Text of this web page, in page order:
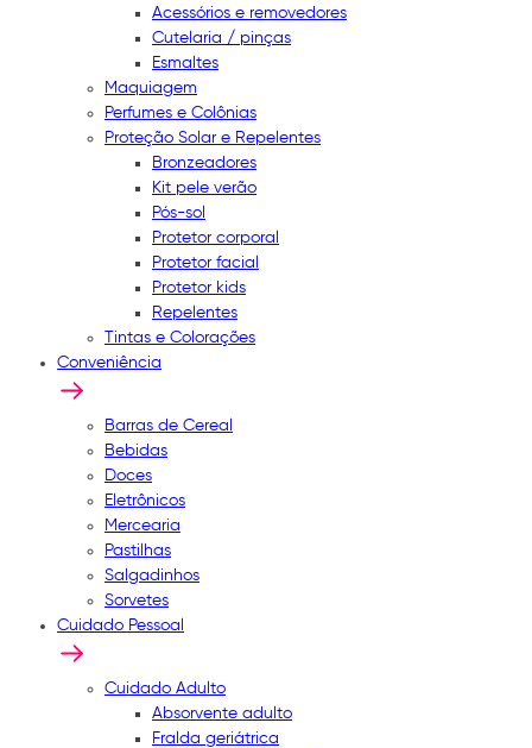
Acessórios e removedores
Cutelaria / pinças
Esmaltes
Maquiagem
Perfumes e Colônias
Proteção Solar e Repelentes
Bronzeadores
Kit pele verão
Pós-sol
Protetor corporal
Protetor facial
Protetor kids
Repelentes
Tintas e Colorações
Conveniência
Barras de Cereal
Bebidas
Doces
Eletrônicos
Mercearia
Pastilhas
Salgadinhos
Sorvetes
Cuidado Pessoal
Cuidado Adulto
Absorvente adulto
Fralda geriátrica